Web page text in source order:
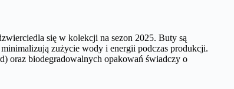
się w kolekcji na sezon 2025. Buty są
zużycie wody i energii podczas produkcji.
oraz biodegradowalnych opakowań świadczy o